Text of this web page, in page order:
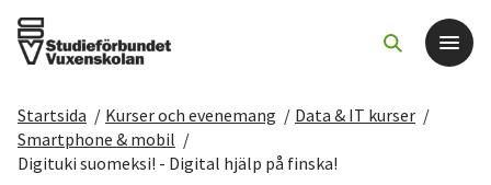
Det här gör vi
Startsida / Kurser och evenemang / Data & IT kurser /
Smartphone & mobil /
Digituki suomeksi! - Digital hjälp på finska!